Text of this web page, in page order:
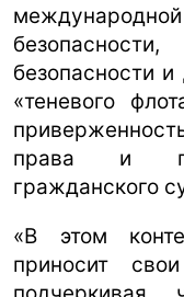
безопасности
«теневого
права и
гражданского
«В этом
приносит